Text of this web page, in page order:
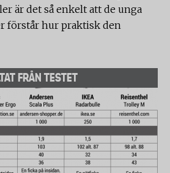
är det så enkelt att de unga
förstår hur praktisk den
FRÅN TESTET